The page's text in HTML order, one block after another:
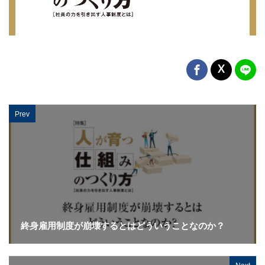
Prev
終身雇用制度が崩壊するとはどういうことなのか？